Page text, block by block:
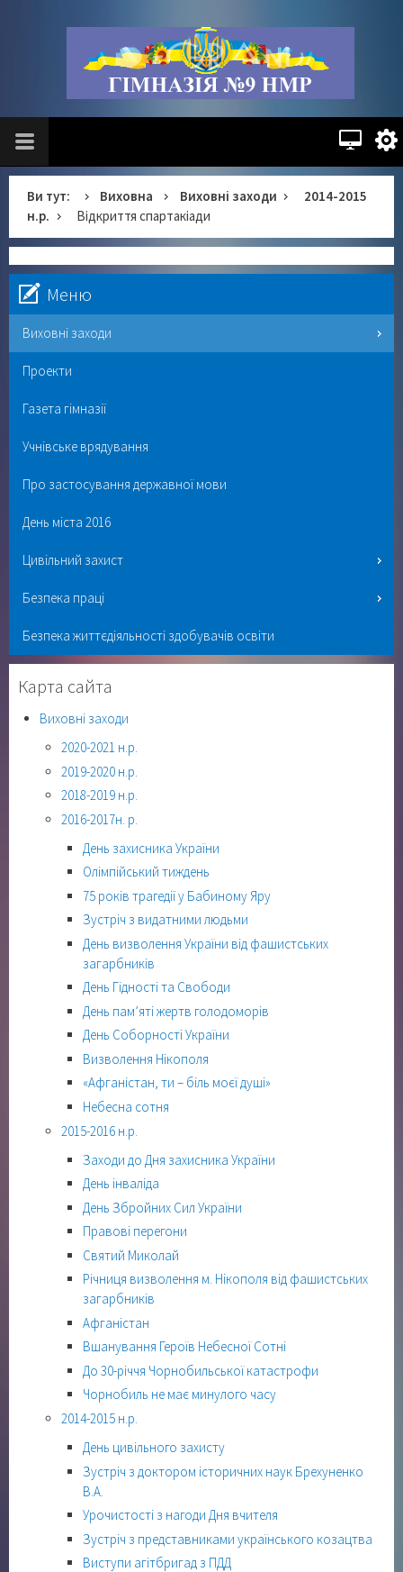
Ви тут: Виховна Виховні заходи
2014-2015
н.р.
Відкриття спартакіади
Меню
Виховні заходи
Проекти
Газета гімназії
Учнівське врядування
Про застосування державної мови
День міста 2016
Цивільний захист
Безпека праці
Безпека життєдіяльності здобувачів освіти
Карта сайта
Виховні заходи
2020-2021 н.р.
2019-2020 н.р.
2018-2019 н.р.
2016-2017н. р.
День захисника України
Олімпійський тиждень
75 років трагедії у Бабиному Яру
Зустріч з видатними людьми
День визволення України від фашистських
загарбників
День Гідності та Свободи
День пам’яті жертв голодоморів
День Соборності України
Визволення Нікополя
«Афганістан, ти – біль моєї душі»
Небесна сотня
2015-2016 н.р.
Заходи до Дня захисника України
День інваліда
День Збройних Сил України
Правові перегони
Святий Миколай
Річниця визволення м. Нікополя від фашистських
загарбників
Афганістан
Вшанування Героїв Небесної Сотні
До 30-річчя Чорнобильської катастрофи
Чорнобиль не має минулого часу
2014-2015 н.р.
День цивільного захисту
Зустріч з доктором історичних наук Брехуненко
В.А.
Урочистості з нагоди Дня вчителя
Зустріч з представниками українського козацтва
Виступи агітбригад з ПДД